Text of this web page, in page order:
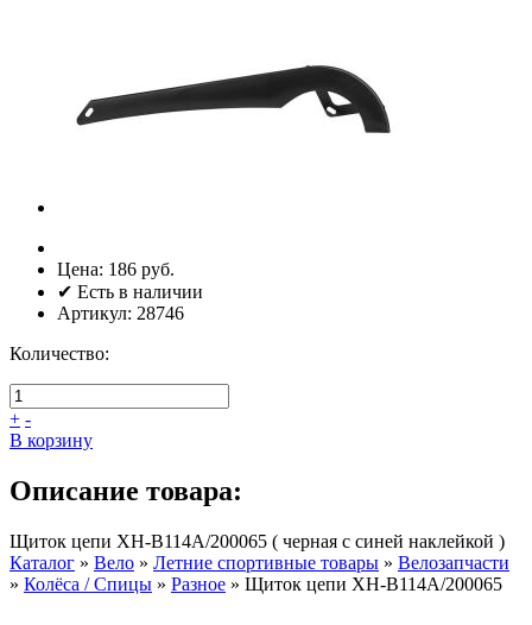
Цена: 186 руб.
✔ Есть в наличии
Артикул: 28746
Количество:
+ -
В корзину
Описание товара:
Щиток цепи XH-B114A/200065 ( черная с синей наклейкой )
Каталог » Вело » Летние спортивные товары » Велозапчасти
» Колёса / Спицы » Разное » Щиток цепи XH-B114A/200065